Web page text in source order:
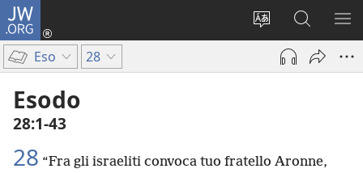
JW.ORG
Modificare
lingua
Accedi
(apre
Cerca
JW.ORG
Eso 28
Esodo
28:1-43
28 “Fra gli israeliti convoca tuo fratello Aronne,